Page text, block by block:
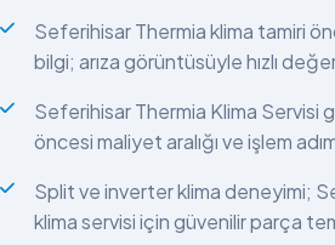
Seferihisar Thermia klima tamiri
bilgi; arıza görüntüsüyle hızlı
Seferihisar Thermia Klima Servisi
öncesi maliyet aralığı ve işlem
Split ve inverter klima deneyimi;
klima servisi için güvenilir parça